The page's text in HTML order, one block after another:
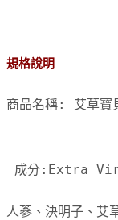
規格說明
商品名稱: 艾草寶
成分:Extra
人蔘、決明子、艾